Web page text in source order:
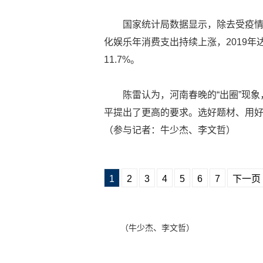
国家统计局数据显示，除去受疫
化娱乐年消费支出持续上涨，2019年
11.7%。
陈雷认为，河南春晚的“出圈”现
平提出了更高的要求。选好题材、用
（参与记者：牛少杰、李文哲）
1 2 3 4 5 6 7 下一页
（牛少杰、李文哲）